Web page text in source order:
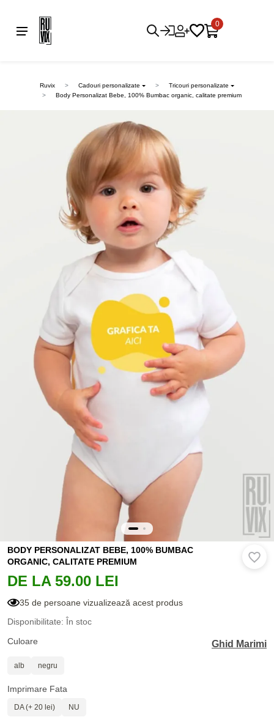
0
Ruvix Cadouri personalizate
Tricouri personalizate
Body Personalizat Bebe, 100% Bumbac organic, calitate premium
BODY PERSONALIZAT BEBE, 100% BUMBAC
ORGANIC, CALITATE PREMIUM
DE LA 59.00 LEI
35 de persoane vizualizează acest produs
Disponibilitate: În stoc
Culoare
Ghid Marimi
alb negru
Imprimare Fata
DA (+ 20 lei) NU